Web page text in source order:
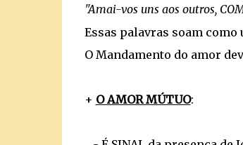
"Amai-vos uns aos outros,
Essas palavras soam
O Mandamento do amor
+ O AMOR MÚTUO: